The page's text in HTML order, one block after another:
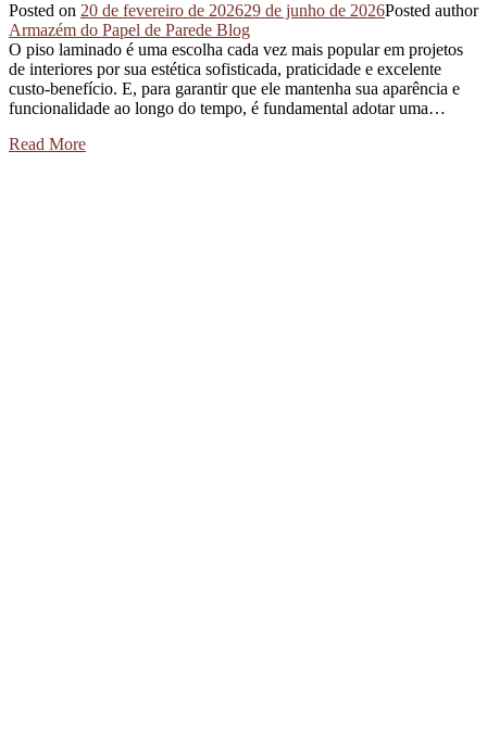
Posted on 20 de fevereiro de 202629 de junho de 2026Posted author
Armazém do Papel de Parede Blog
O piso laminado é uma escolha cada vez mais popular em projetos
de interiores por sua estética sofisticada, praticidade e excelente
custo-benefício. E, para garantir que ele mantenha sua aparência e
funcionalidade ao longo do tempo, é fundamental adotar uma…
Read More